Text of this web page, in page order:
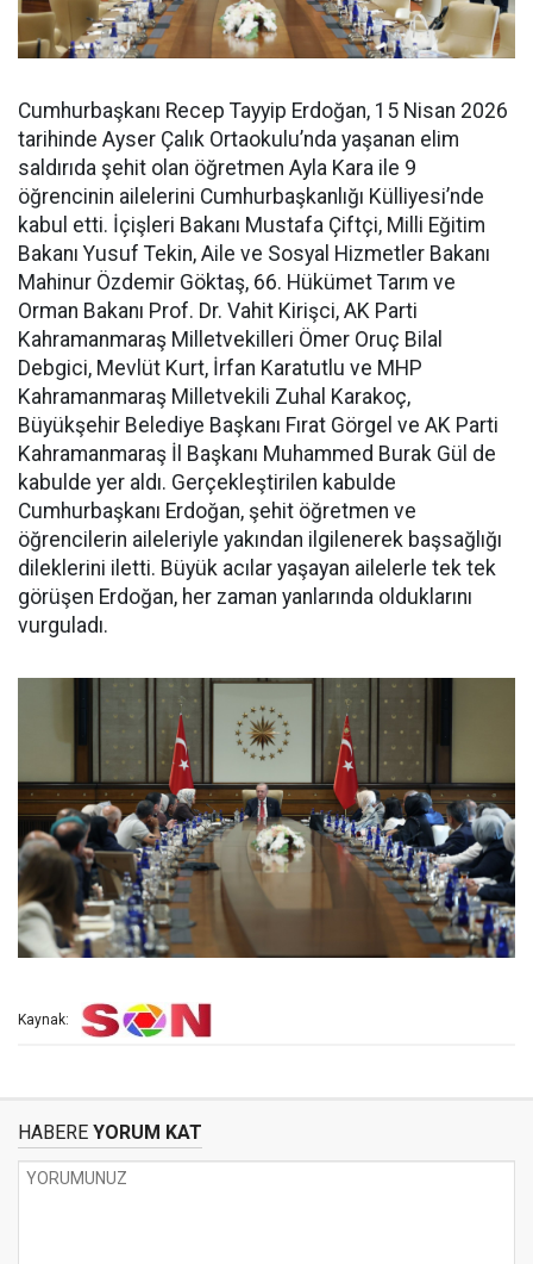
Cumhurbaşkanı Recep Tayyip Erdoğan, 15 Nisan 2026
tarihinde Ayser Çalık Ortaokulu’nda yaşanan elim
saldırıda şehit olan öğretmen Ayla Kara ile 9
öğrencinin ailelerini Cumhurbaşkanlığı Külliyesi’nde
kabul etti. İçişleri Bakanı Mustafa Çiftçi, Milli Eğitim
Bakanı Yusuf Tekin, Aile ve Sosyal Hizmetler Bakanı
Mahinur Özdemir Göktaş, 66. Hükümet Tarım ve
Orman Bakanı Prof. Dr. Vahit Kirişci, AK Parti
Kahramanmaraş Milletvekilleri Ömer Oruç Bilal
Debgici, Mevlüt Kurt, İrfan Karatutlu ve MHP
Kahramanmaraş Milletvekili Zuhal Karakoç,
Büyükşehir Belediye Başkanı Fırat Görgel ve AK Parti
Kahramanmaraş İl Başkanı Muhammed Burak Gül de
kabulde yer aldı. Gerçekleştirilen kabulde
Cumhurbaşkanı Erdoğan, şehit öğretmen ve
öğrencilerin aileleriyle yakından ilgilenerek başsağlığı
dileklerini iletti. Büyük acılar yaşayan ailelerle tek tek
görüşen Erdoğan, her zaman yanlarında olduklarını
vurguladı.
Kaynak:
HABERE YORUM KAT